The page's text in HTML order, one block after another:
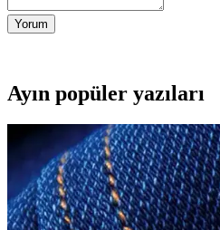
Yorum
Ayın popüler yazıları